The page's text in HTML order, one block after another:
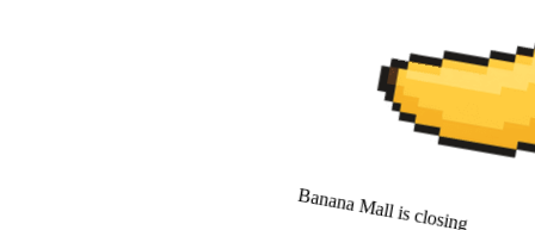
Banana Mall is closing